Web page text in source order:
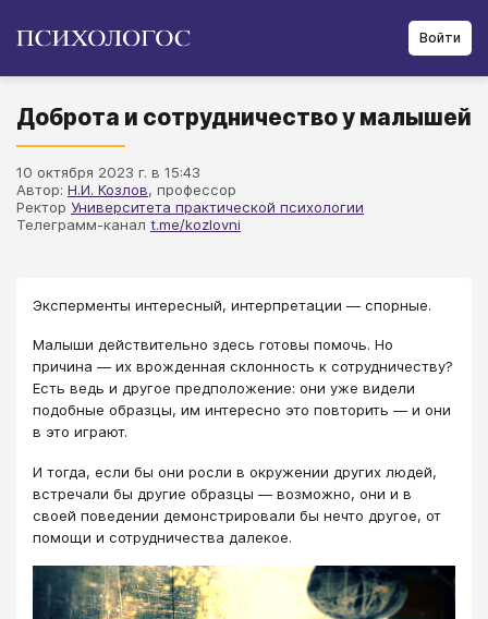
Войти
Доброта и сотрудничество у малышей
10 октября 2023 г. в 15:43
Автор: Н.И. Козлов, профессор
Ректор Университета практической психологии
Телеграмм-канал t.me/kozlovni
Эксперменты интересный, интерпретации — спорные.
Малыши действительно здесь готовы помочь. Но
причина — их врожденная склонность к сотрудничеству?
Есть ведь и другое предположение: они уже видели
подобные образцы, им интересно это повторить — и они
в это играют.
И тогда, если бы они росли в окружении других людей,
встречали бы другие образцы — возможно, они и в
своей поведении демонстрировали бы нечто другое, от
помощи и сотрудничества далекое.